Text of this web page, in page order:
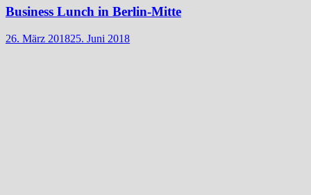
Business Lunch in Berlin-Mitte
26. März 201825. Juni 2018